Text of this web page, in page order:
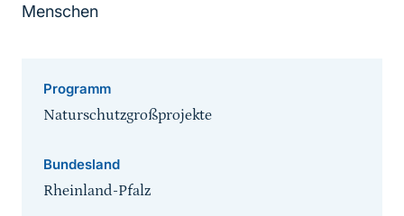
Menschen
Programm
Naturschutzgroßprojekte
Bundesland
Rheinland-Pfalz